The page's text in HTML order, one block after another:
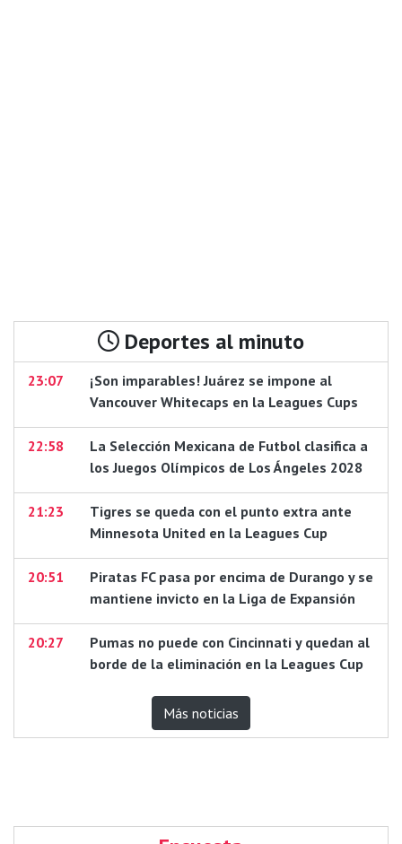
Deportes al minuto
23:07
¡Son imparables! Juárez se impone al
Vancouver Whitecaps en la Leagues Cups
22:58
La Selección Mexicana de Futbol clasifica a
los Juegos Olímpicos de Los Ángeles 2028
21:23
Tigres se queda con el punto extra ante
Minnesota United en la Leagues Cup
20:51
Piratas FC pasa por encima de Durango y se
mantiene invicto en la Liga de Expansión
20:27
Pumas no puede con Cincinnati y quedan al
borde de la eliminación en la Leagues Cup
Más noticias